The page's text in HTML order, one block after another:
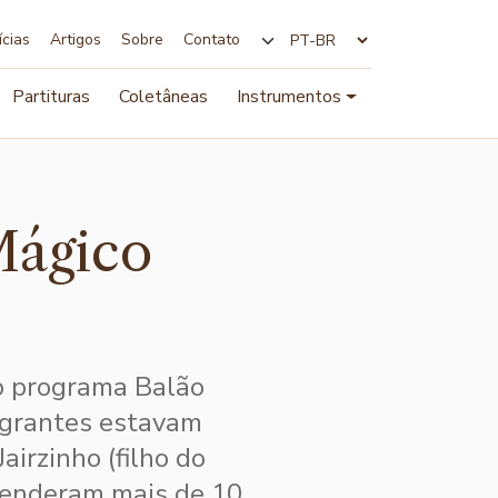
Artigos Sobre Contato
Partituras Coletâneas Instrumentos
Balão
estavam
(filho do